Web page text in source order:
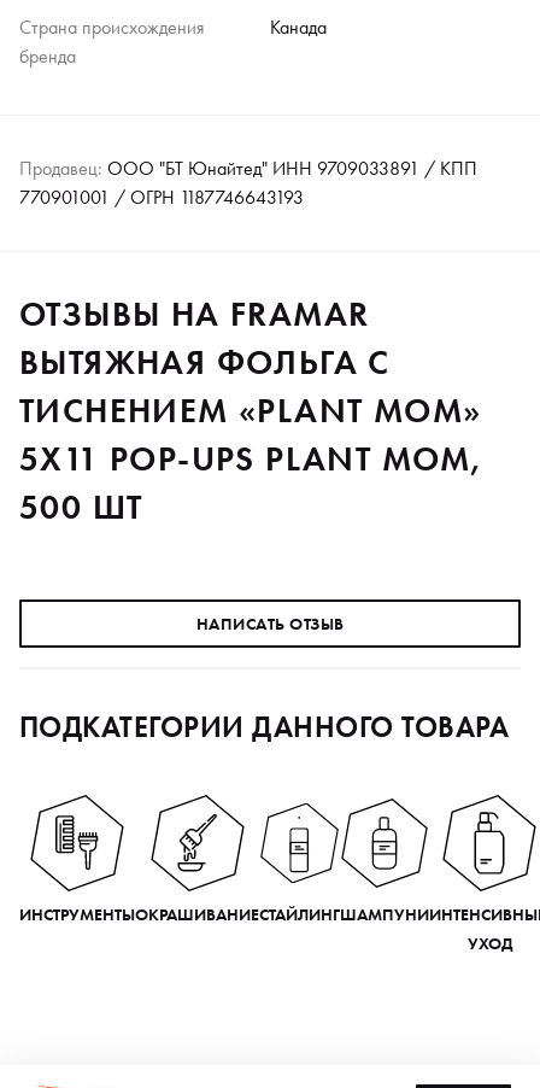
Страна происхождения
бренда
Канада
Продавец: ООО "БТ Юнайтед" ИНН 9709033891 / КПП
770901001 / ОГРН 1187746643193
ОТЗЫВЫ НА FRAMAR
ВЫТЯЖНАЯ ФОЛЬГА С
ТИСНЕНИЕМ «PLANT MOM»
5X11 POP-UPS PLANT MOM,
500 ШТ
НАПИСАТЬ ОТЗЫВ
ПОДКАТЕГОРИИ ДАННОГО ТОВАРА
ИНСТРУМЕНТЫОКРАШИВАНИЕСТАЙЛИНГШАМПУНИ
УХОД